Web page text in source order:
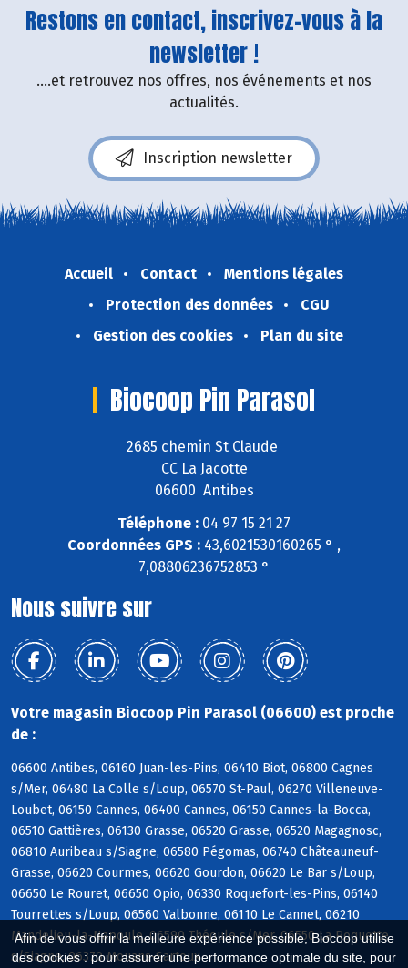
Afin de vous offrir la meilleure expérience possible, Biocoop utilise
des cookies : pour assurer une performance optimale du site, pour
Restons en contact, inscrivez-vous à la
newsletter !
....et retrouvez nos offres, nos événements et nos
actualités.
Inscription newsletter
Accueil Contact
Mentions légales
Protection des données
CGU
Gestion des cookies
Plan du site
Biocoop Pin Parasol
2685 chemin St Claude
CC La Jacotte
06600 Antibes
Téléphone : 04 97 15 21 27
Coordonnées GPS : 43,6021530160265 ° ,
7,08806236752853 °
Nous suivre sur
Votre magasin Biocoop Pin Parasol (06600) est proche
de :
06600 Antibes, 06160 Juan-les-Pins, 06410 Biot, 06800 Cagnes
s/Mer, 06480 La Colle s/Loup, 06570 St-Paul, 06270 Villeneuve-
Loubet, 06150 Cannes, 06400 Cannes, 06150 Cannes-la-Bocca,
06510 Gattières, 06130 Grasse, 06520 Grasse, 06520 Magagnosc,
06810 Auribeau s/Siagne, 06580 Pégomas, 06740 Châteauneuf-
Grasse, 06620 Courmes, 06620 Gourdon, 06620 Le Bar s/Loup,
06650 Le Rouret, 06650 Opio, 06330 Roquefort-les-Pins, 06140
Tourrettes s/Loup, 06560 Valbonne, 06110 Le Cannet, 06210
Mandelieu-la-Napoule, 06590 Théoule s/Mer, 06550 La Roquette
s/Siagne, 06370 Mouans-Sartoux